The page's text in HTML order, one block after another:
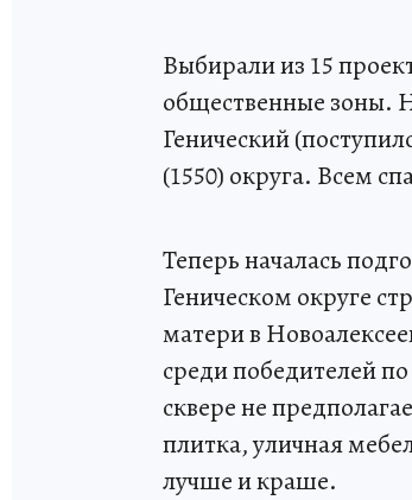
Выбирали из 15
общественные зоны.
Генический
(1550) округа. Всем
Теперь началась
Геническом округе
матери в
среди победителей
сквере не
плитка, уличная
лучше и краше.